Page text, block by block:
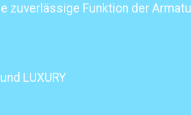
Funktion der
LUXURY